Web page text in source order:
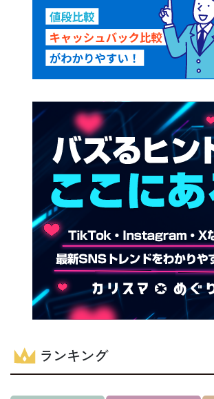
ランキング